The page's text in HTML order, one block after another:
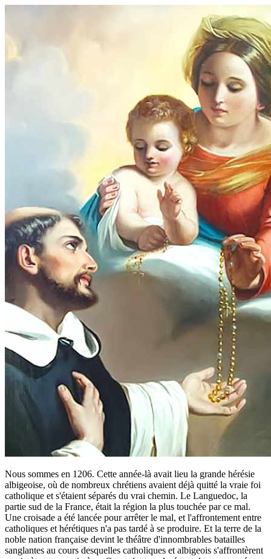
Nous sommes en 1206. Cette année-là avait lieu la grande hérésie
albigeoise, où de nombreux chrétiens avaient déjà quitté la vraie foi
catholique et s'étaient séparés du vrai chemin. Le Languedoc, la
partie sud de la France, était la région la plus touchée par ce mal.
Une croisade a été lancée pour arrêter le mal, et l'affrontement entre
catholiques et hérétiques n'a pas tardé à se produire. Et la terre de la
noble nation française devint le théâtre d'innombrables batailles
sanglantes au cours desquelles catholiques et albigeois s'affrontèrent